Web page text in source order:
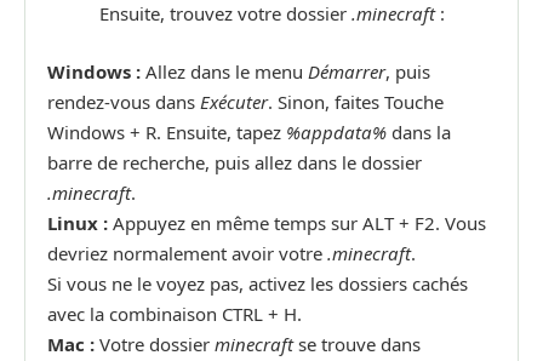
Ensuite, trouvez votre dossier .minecraft:
Windows : Allez dans le menu Démarrer, puis
rendez-vous dans Exécuter. Sinon, faites Touche
Windows + R. Ensuite, tapez %appdata% dans la
barre de recherche, puis allez dans le dossier
.minecraft.
Linux : Appuyez en même temps sur ALT + F2. Vous
devriez normalement avoir votre .minecraft.
Si vous ne le voyez pas, activez les dossiers cachés
avec la combinaison CTRL + H.
Mac : Votre dossier minecraftse trouve dans